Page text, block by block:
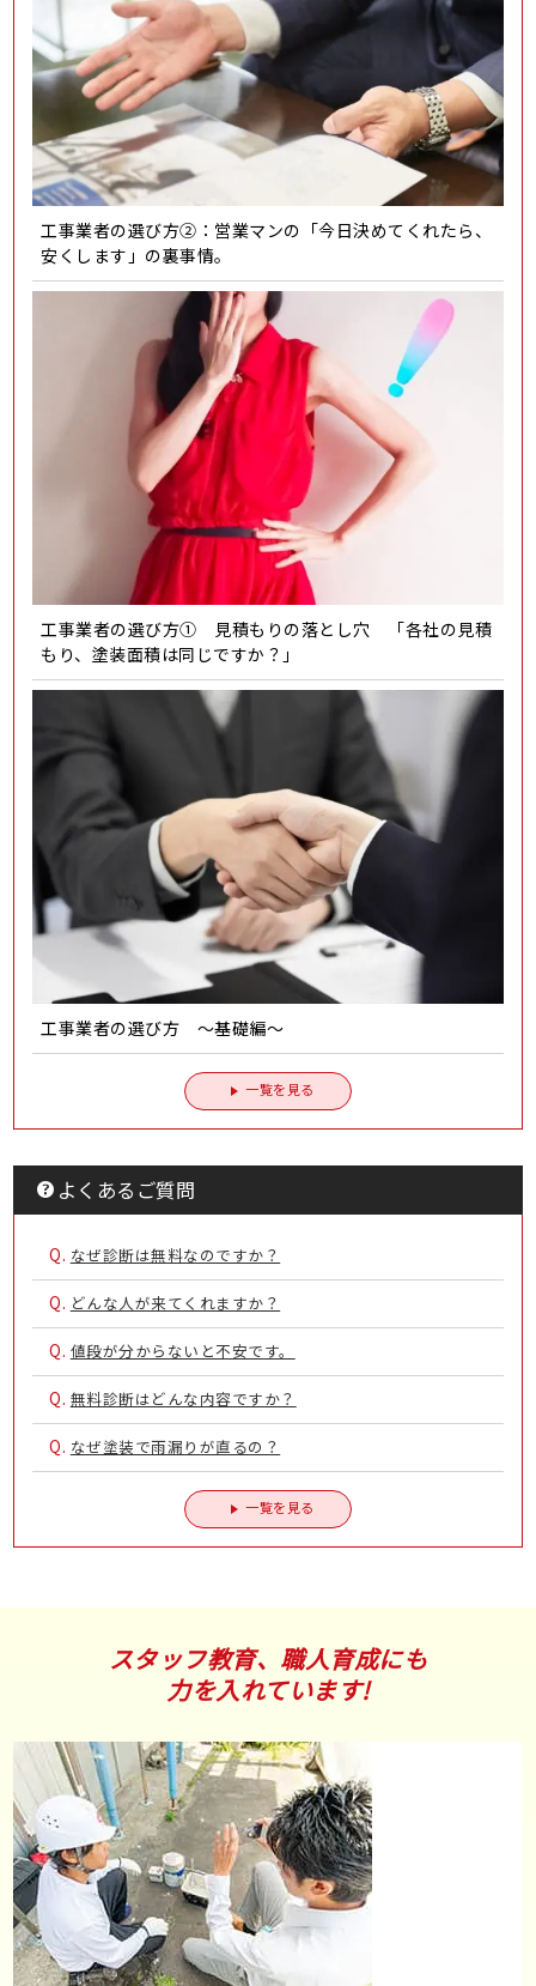
工事業者の選び方②：営業マンの「今日決めてくれたら、
安くします」の裏事情。
工事業者の選び方① 見積もりの落とし穴 「各社の見積
もり、塗装面積は同じですか？」
工事業者の選び方 ～基礎編～
一覧を見る
よくあるご質問
Q. なぜ診断は無料なのですか？
Q. どんな人が来てくれますか？
Q. 値段が分からないと不安です。
Q. 無料診断はどんな内容ですか？
Q. なぜ塗装で雨漏りが直るの？
一覧を見る
スタッフ教育、職人育成にも
力を入れています!